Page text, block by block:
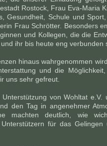
Rostock, Frau Eva-Maria
Gesundheit, Schule und
Frau Schrötter. Besonders
und Kollegen, die die
ihr bis heute eng verbunden
hinaus wahrgenommen
und die Möglichkeit,
uns sehr gefreut.
von Wohltat e.V.
den Tag in angenehmer
machten deutlich, wie
für das Gelingen